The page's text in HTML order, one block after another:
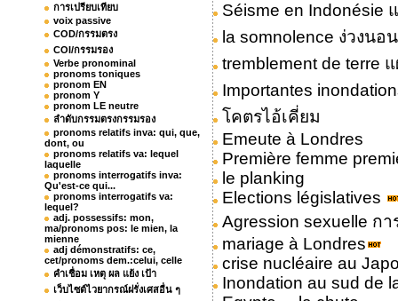
การเปรียบเทียบ
voix passive
COD/กรรมตรง
COI/กรรมรอง
Verbe pronominal
pronoms toniques
pronom EN
pronom Y
pronom LE neutre
ลำดับกรรมตรงกรรมรอง
pronoms relatifs inva: qui, que,
dont, ou
pronoms relatifs va: lequel
laquelle
pronoms interrogatifs inva:
Qu'est-ce qui...
pronoms interrogatifs va:
lequel?
adj. possessifs: mon,
ma/pronoms pos: le mien, la
mienne
adj démonstratifs: ce,
cet/pronoms dem.:celui, celle
คำเชื่อม เหตุ ผล แย้ง เป้า
เว็บไซต์ไวยากรณ์ฝรั่งเศสอื่น ๆ
Séisme en Indonésie
la somnolence ง่วงนอน
tremblement de terre
Importantes
โคตรไอ้เคี่ยม
Emeute à Londres
Première femme
le planking
Elections législatives
Agression sexuelle ก
mariage à Londres
crise nucléaire au
Inondation au sud de